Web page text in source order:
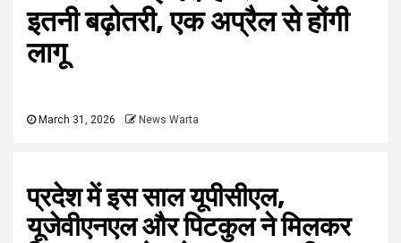
इतनी बढ़ोतरी, एक अप्रैल से होंगी
लागू
March 31, 2026 News Warta
प्रदेश में इस साल यूपीसीएल,
यूजेवीएनएल और पिटकुल ने मिलकर